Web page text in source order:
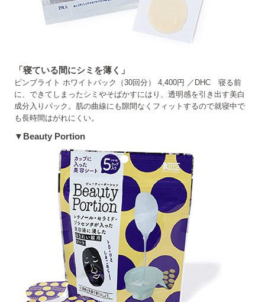
「寝ている間にシミを薄く」
ピンブライト ホワイトパック（30回分） 4,400円 ／DHC 寝る前
に、できてしまったシミやそばかすにはり、透明感を引き出す美白
成分入りパック。肌の曲線にも隙間なくフィットするので就寝中で
も長時間はがれにくい。
▼Beauty Portion